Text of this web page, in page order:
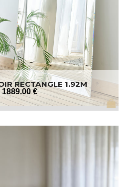
RECTANGLE 1.92M
1889.00 €